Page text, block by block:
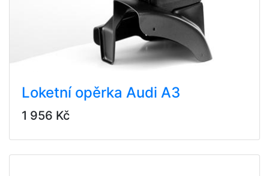
Loketní opěrka Audi A3
1 956 Kč